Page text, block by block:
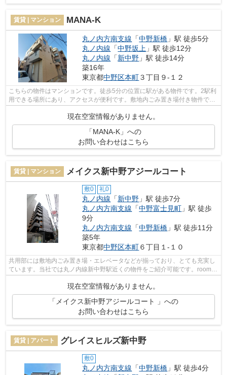
賃貸 | マンション MANA-K
丸ノ内方南支線 「中野新橋 」駅 徒歩5分
丸ノ内線 「中野坂上 」駅 徒歩12分
丸ノ内線 「新中野 」駅 徒歩14分
築16年
東京都中野区本町３丁目９-１２
こちらの物件はマンションです。徒歩5分の位置に駅がある物件です。2駅利
用できる場所にあり、アクセスが便利です。敷地内ごみ置き場付き物件で
現在空室情報がありません。
「MANA-K」への
お問い合わせはこちら
賃貸 | マンション メイクス新中野アジールコート
敷0 礼0
丸ノ内線 「新中野 」駅 徒歩7分
丸ノ内方南支線 「中野富士見町 」駅 徒歩
9分
丸ノ内方南支線 「中野新橋 」駅 徒歩11分
築5年
東京都中野区本町６丁目１-１０
共用部には敷地内ごみ置き場・エレベータなどが揃っており、とても充実し
ています。当社では丸ノ内線新中野駅近くの物件をご紹介可能です。room-
light@fudosan-crm.jpよりKBYSまでお問...
現在空室情報がありません。
「メイクス新中野アジールコート 」への
お問い合わせはこちら
賃貸 | アパート グレイスヒルズ新中野
敷0
丸ノ内方南支線 「中野新橋 」駅 徒歩4分